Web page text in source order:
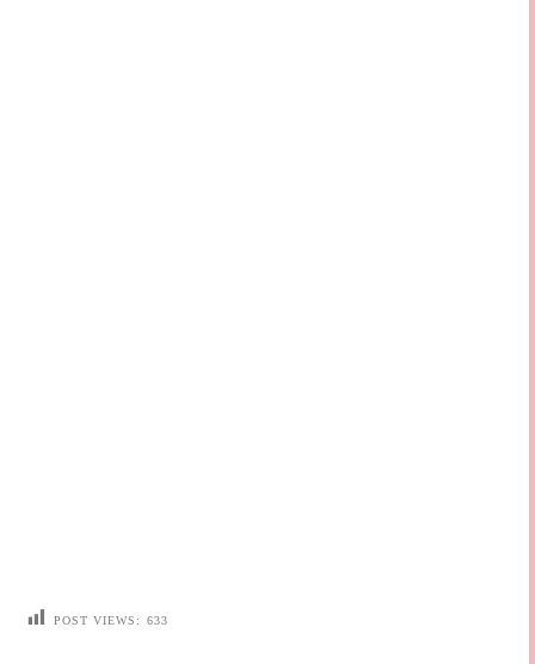
POST VIEWS: 633